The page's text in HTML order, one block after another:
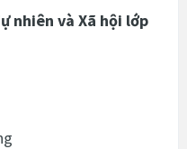
nhiên và Xã hội lớp